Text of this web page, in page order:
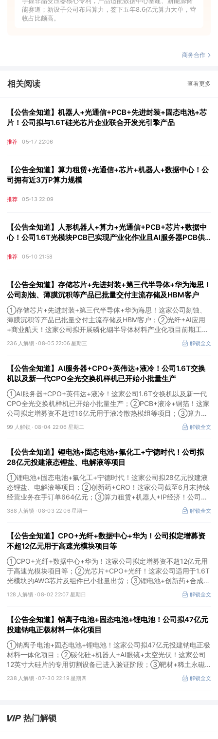
能赛道；新设子公司布局算力，签下五年8.6亿元算力大单，营
收占比颇高。
商务合作
相关阅读 查看更多
【公告全知道】机器人+光通信+PCB+先进封装+固态电池+芯
片！公司拟与1.6T硅光芯片企业联合开发光引擎产品
推荐 05-17 22:06
【公告全知道】算力租赁+光通信+芯片+机器人+数据中心！公
司拥有近3万P算力规模
推荐 05-13 22:09
【公告全知道】人形机器人+算力+光通信+PCB+芯片+数据中
心！公司1.6T光模块PCB已实现产业化作业且AI服务器PCB供
推荐 05-10 21:58
【公告全知道】存储芯片+先进封装+第三代半导体+华为海思！
公司刻蚀、薄膜沉积等产品已批量交付主流存储及HBM客户
①存储芯片+先进封装+第三代半导体+华为海思！这家公司刻蚀、
薄膜沉积等产品已批量交付主流存储及HBM客户；②光纤+AI应用
+商业航天！这家公司拟开展磷化铟半导体材料产业化项目前期工
作；③MLCC+光模块+商业航天+军工！公司拟定增募资不超3亿元
用于MLCC相关项目。
236 人解锁 ·08-05 22:06 星期三 解锁全文
【公告全知道】AI服务器+CPO+英伟达+液冷！公司1.6T交换
机以及新一代CPO全光交换机样机已开始小批量生产
①AI服务器+CPO+英伟达+液冷！这家公司1.6T交换机以及新一代
CPO全光交换机样机已开始小批量生产；②PCB+液冷+铜箔！这家
公司拟定增募资不超过16亿元用于液冷散热模组等项目；③算力
+云计算+华为鲲鹏！公司签署超46亿元算力服务合同。
99 人解锁 · 08-04 22:06 星期二 解锁全文
【公告全知道】锂电池+固态电池+氟化工+宁德时代！公司拟
28亿元投建液态锂盐、电解液等项目
①锂电池+固态电池+氟化工+宁德时代！这家公司拟28亿元投建液
态锂盐、电解液等项目；②创新药+CRO！这家公司截至6月末持续
经营业务在手订单664亿元；③算力租赁+机器人+IP经济！公司签
署32亿元算力服务合同。
388 人解锁 ·08-03 22:06 星期一 解锁全文
【公告全知道】CPO+光纤+数据中心+华为！公司拟定增募资
不超12亿元用于高速光模块项目等
①CPO+光纤+数据中心+华为！这家公司拟定增募资不超12亿元用
于高速光模块项目等；②光芯片+CPO+光纤！这家公司适用于1.6T
光模块的AWG芯片及组件已小批量出货；③锂电池+创新药+合成生
物！公司拟定增募资不超过7亿元以切入半导体供应链。
128 人解锁 ·08-02 22:07 星期日 解锁全文
【公告全知道】钠离子电池+固态电池+锂电池！公司拟47亿元
投建钠电正极材料一体化项目
①钠离子电池+固态电池+锂电池！这家公司拟47亿元投建钠电正极
材料一体化项目；②碳化硅+机器人+AI眼镜+太空光伏！这家公司
12英寸大硅片的专用切割设备已进入验证阶段；③靶材+稀土永磁
+光纤+先进封装！公司12英寸高纯钽靶材在先进存储领域通过验证
并大批量应用。
238 人解锁 ·07-30 22:19 星期四 解锁全文
热门解锁